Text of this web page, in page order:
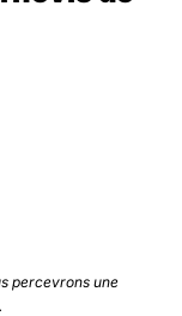
percevrons une